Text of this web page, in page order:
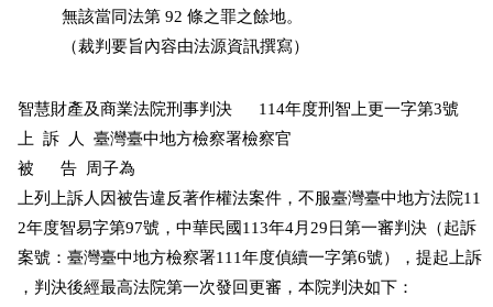
          無該當同法第 92 條之罪之餘地。
          （裁判要旨內容由法源資訊撰寫）
智慧財產及商業法院刑事判決      114年度刑智上更一字第3號
上  訴  人  臺灣臺中地方檢察署檢察官
被      告  周子為
上列上訴人因被告違反著作權法案件，不服臺灣臺中地方法院11
2年度智易字第97號，中華民國113年4月29日第一審判決（起訴
案號：臺灣臺中地方檢察署111年度偵續一字第6號），提起上訴
，判決後經最高法院第一次發回更審，本院判決如下：